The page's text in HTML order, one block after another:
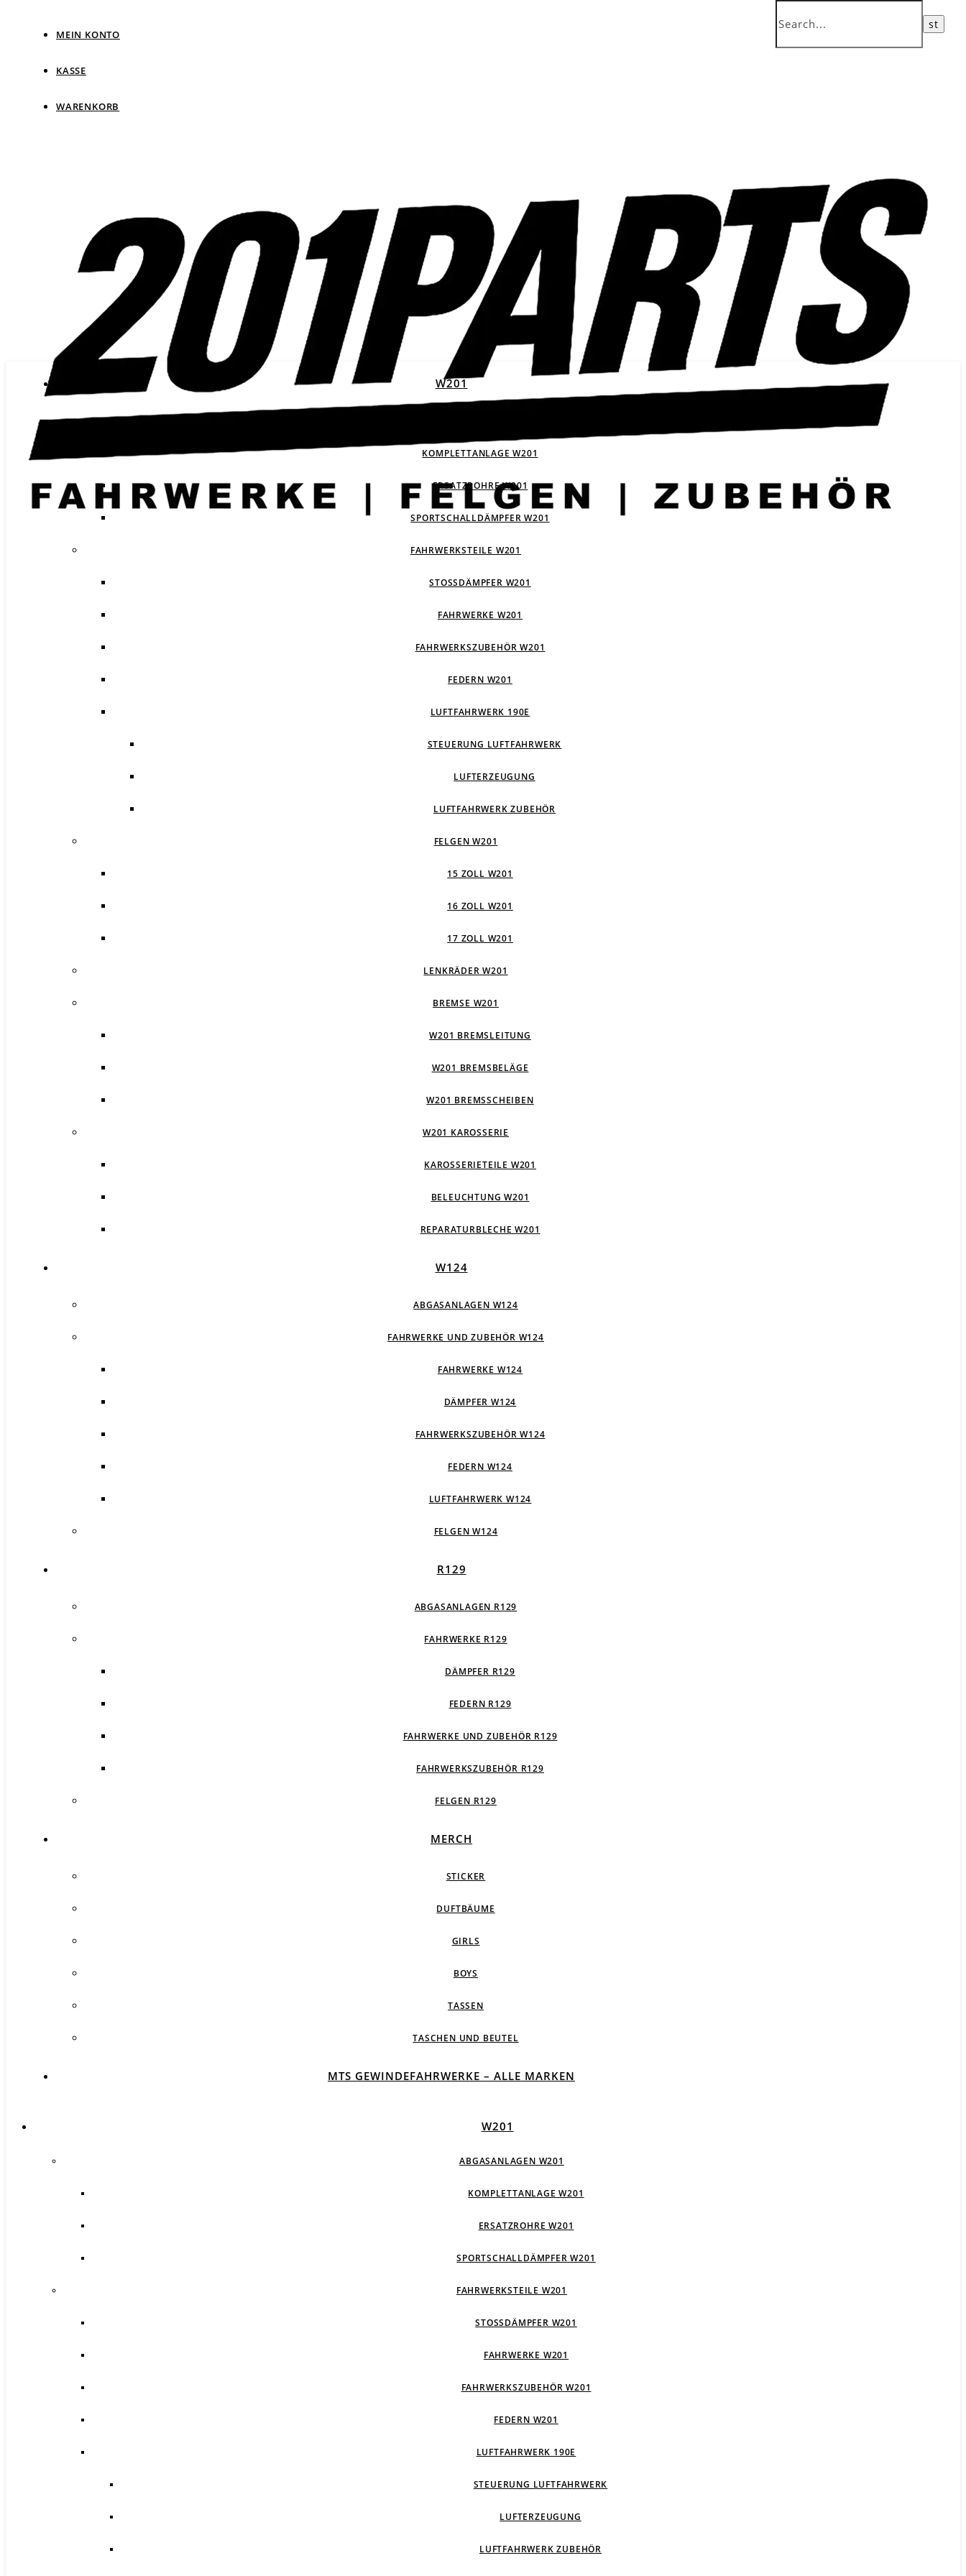
MEIN KONTO
KASSE
WARENKORB
W201
KOMPLETTANLAGE W201
ERSATZROHRE W201
SPORTSCHALLDÄMPFER W201
FAHRWERKSTEILE W201
STOSSDÄMPFER W201
FAHRWERKE W201
FAHRWERKSZUBEHÖR W201
FEDERN W201
LUFTFAHRWERK 190E
STEUERUNG LUFTFAHRWERK
LUFTERZEUGUNG
LUFTFAHRWERK ZUBEHÖR
FELGEN W201
15 ZOLL W201
16 ZOLL W201
17 ZOLL W201
LENKRÄDER W201
BREMSE W201
W201 BREMSLEITUNG
W201 BREMSBELÄGE
W201 BREMSSCHEIBEN
W201 KAROSSERIE
KAROSSERIETEILE W201
BELEUCHTUNG W201
REPARATURBLECHE W201
W124
ABGASANLAGEN W124
FAHRWERKE UND ZUBEHÖR W124
FAHRWERKE W124
DÄMPFER W124
FAHRWERKSZUBEHÖR W124
FEDERN W124
LUFTFAHRWERK W124
FELGEN W124
R129
ABGASANLAGEN R129
FAHRWERKE R129
DÄMPFER R129
FEDERN R129
FAHRWERKE UND ZUBEHÖR R129
FAHRWERKSZUBEHÖR R129
FELGEN R129
MERCH
STICKER
DUFTBÄUME
GIRLS
BOYS
TASSEN
TASCHEN UND BEUTEL
MTS GEWINDEFAHRWERKE – ALLE MARKEN
W201
ABGASANLAGEN W201
KOMPLETTANLAGE W201
ERSATZROHRE W201
SPORTSCHALLDÄMPFER W201
FAHRWERKSTEILE W201
STOSSDÄMPFER W201
FAHRWERKE W201
FAHRWERKSZUBEHÖR W201
FEDERN W201
LUFTFAHRWERK 190E
STEUERUNG LUFTFAHRWERK
LUFTERZEUGUNG
LUFTFAHRWERK ZUBEHÖR